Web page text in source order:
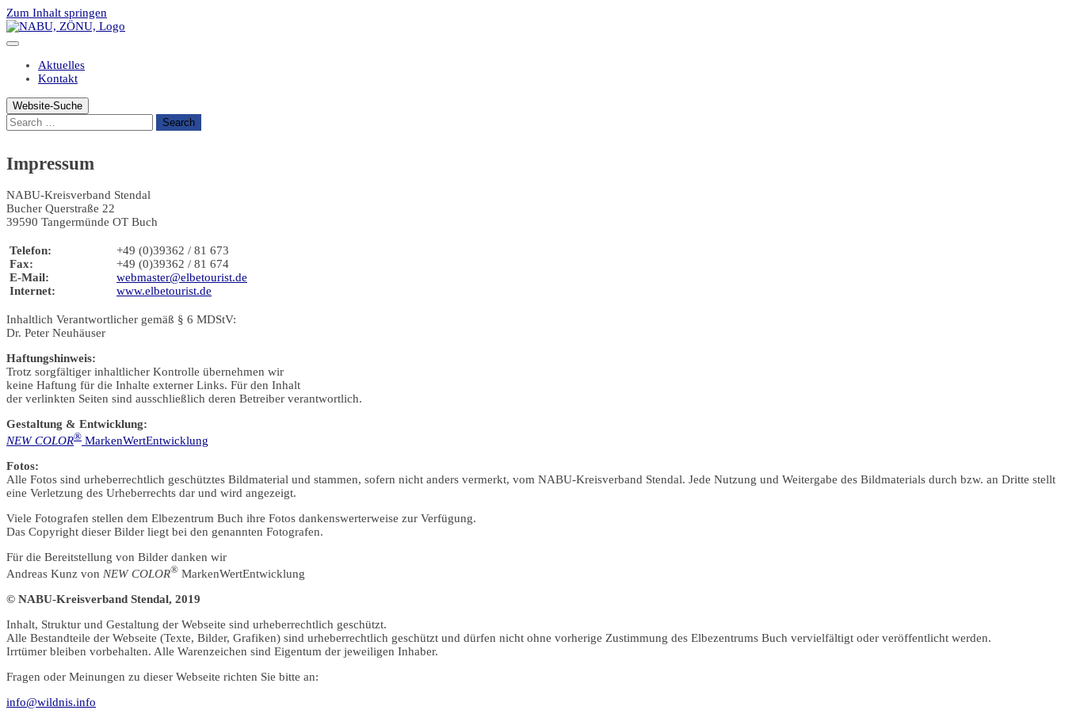
Zum Inhalt springen
Aktuelles
Kontakt
Website-Suche
Search
Impressum
NABU-Kreisverband Stendal
Bucher Querstraße 22
39590 Tangermünde OT Buch
Telefon:
Fax:
E-Mail:
Internet:
+49 (0)39362 / 81 673
+49 (0)39362 / 81 674
webmaster@elbetourist.de
www.elbetourist.de
Inhaltlich Verantwortlicher gemäß § 6 MDStV:
Dr. Peter Neuhäuser
Haftungshinweis:
Trotz sorgfältiger inhaltlicher Kontrolle übernehmen wir
keine Haftung für die Inhalte externer Links. Für den Inhalt
der verlinkten Seiten sind ausschließlich deren Betreiber verantwortlich.
Gestaltung & Entwicklung:
NEW COLOR® MarkenWertEntwicklung
Fotos:
Alle Fotos sind urheberrechtlich geschütztes Bildmaterial und stammen, sofern nicht anders vermerkt, vom NABU-Kreisverband Stendal. Jede Nutzung und Weitergabe des Bildmaterials durch bzw. an Dritte stellt
eine Verletzung des Urheberrechts dar und wird angezeigt.
Viele Fotografen stellen dem Elbezentrum Buch ihre Fotos dankenswerterweise zur Verfügung.
Das Copyright dieser Bilder liegt bei den genannten Fotografen.
Für die Bereitstellung von Bilder danken wir
Andreas Kunz von NEW COLOR® MarkenWertEntwicklung
© NABU-Kreisverband Stendal, 2019
Inhalt, Struktur und Gestaltung der Webseite sind urheberrechtlich geschützt.
Alle Bestandteile der Webseite (Texte, Bilder, Grafiken) sind urheberrechtlich geschützt und dürfen nicht ohne vorherige Zustimmung des Elbezentrums Buch vervielfältigt oder veröffentlicht werden.
Irrtümer bleiben vorbehalten. Alle Warenzeichen sind Eigentum der jeweiligen Inhaber.
Fragen oder Meinungen zu dieser Webseite richten Sie bitte an:
info@wildnis.info